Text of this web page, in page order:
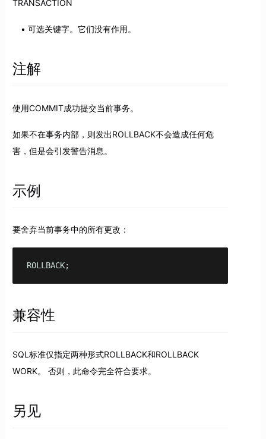
TRANSACTION
可选关键字。它们没有作用。
注解
使用COMMIT成功提交当前事务。
如果不在事务内部，则发出ROLLBACK不会造成任何危
害，但是会引发警告消息。
示例
要舍弃当前事务中的所有更改：
ROLLBACK;
兼容性
SQL标准仅指定两种形式ROLLBACK和ROLLBACK
WORK。 否则，此命令完全符合要求。
另见